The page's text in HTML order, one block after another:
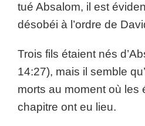
tué Absalom, il est
désobéi à l’ordre de
Trois fils étaient nés
14:27), mais il semble
morts au moment où les
chapitre ont eu lieu.